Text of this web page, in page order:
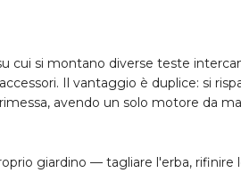
cui si montano diverse teste
Il vantaggio è duplice: si
avendo un solo motore da
giardino — tagliare l'erba, rifinire